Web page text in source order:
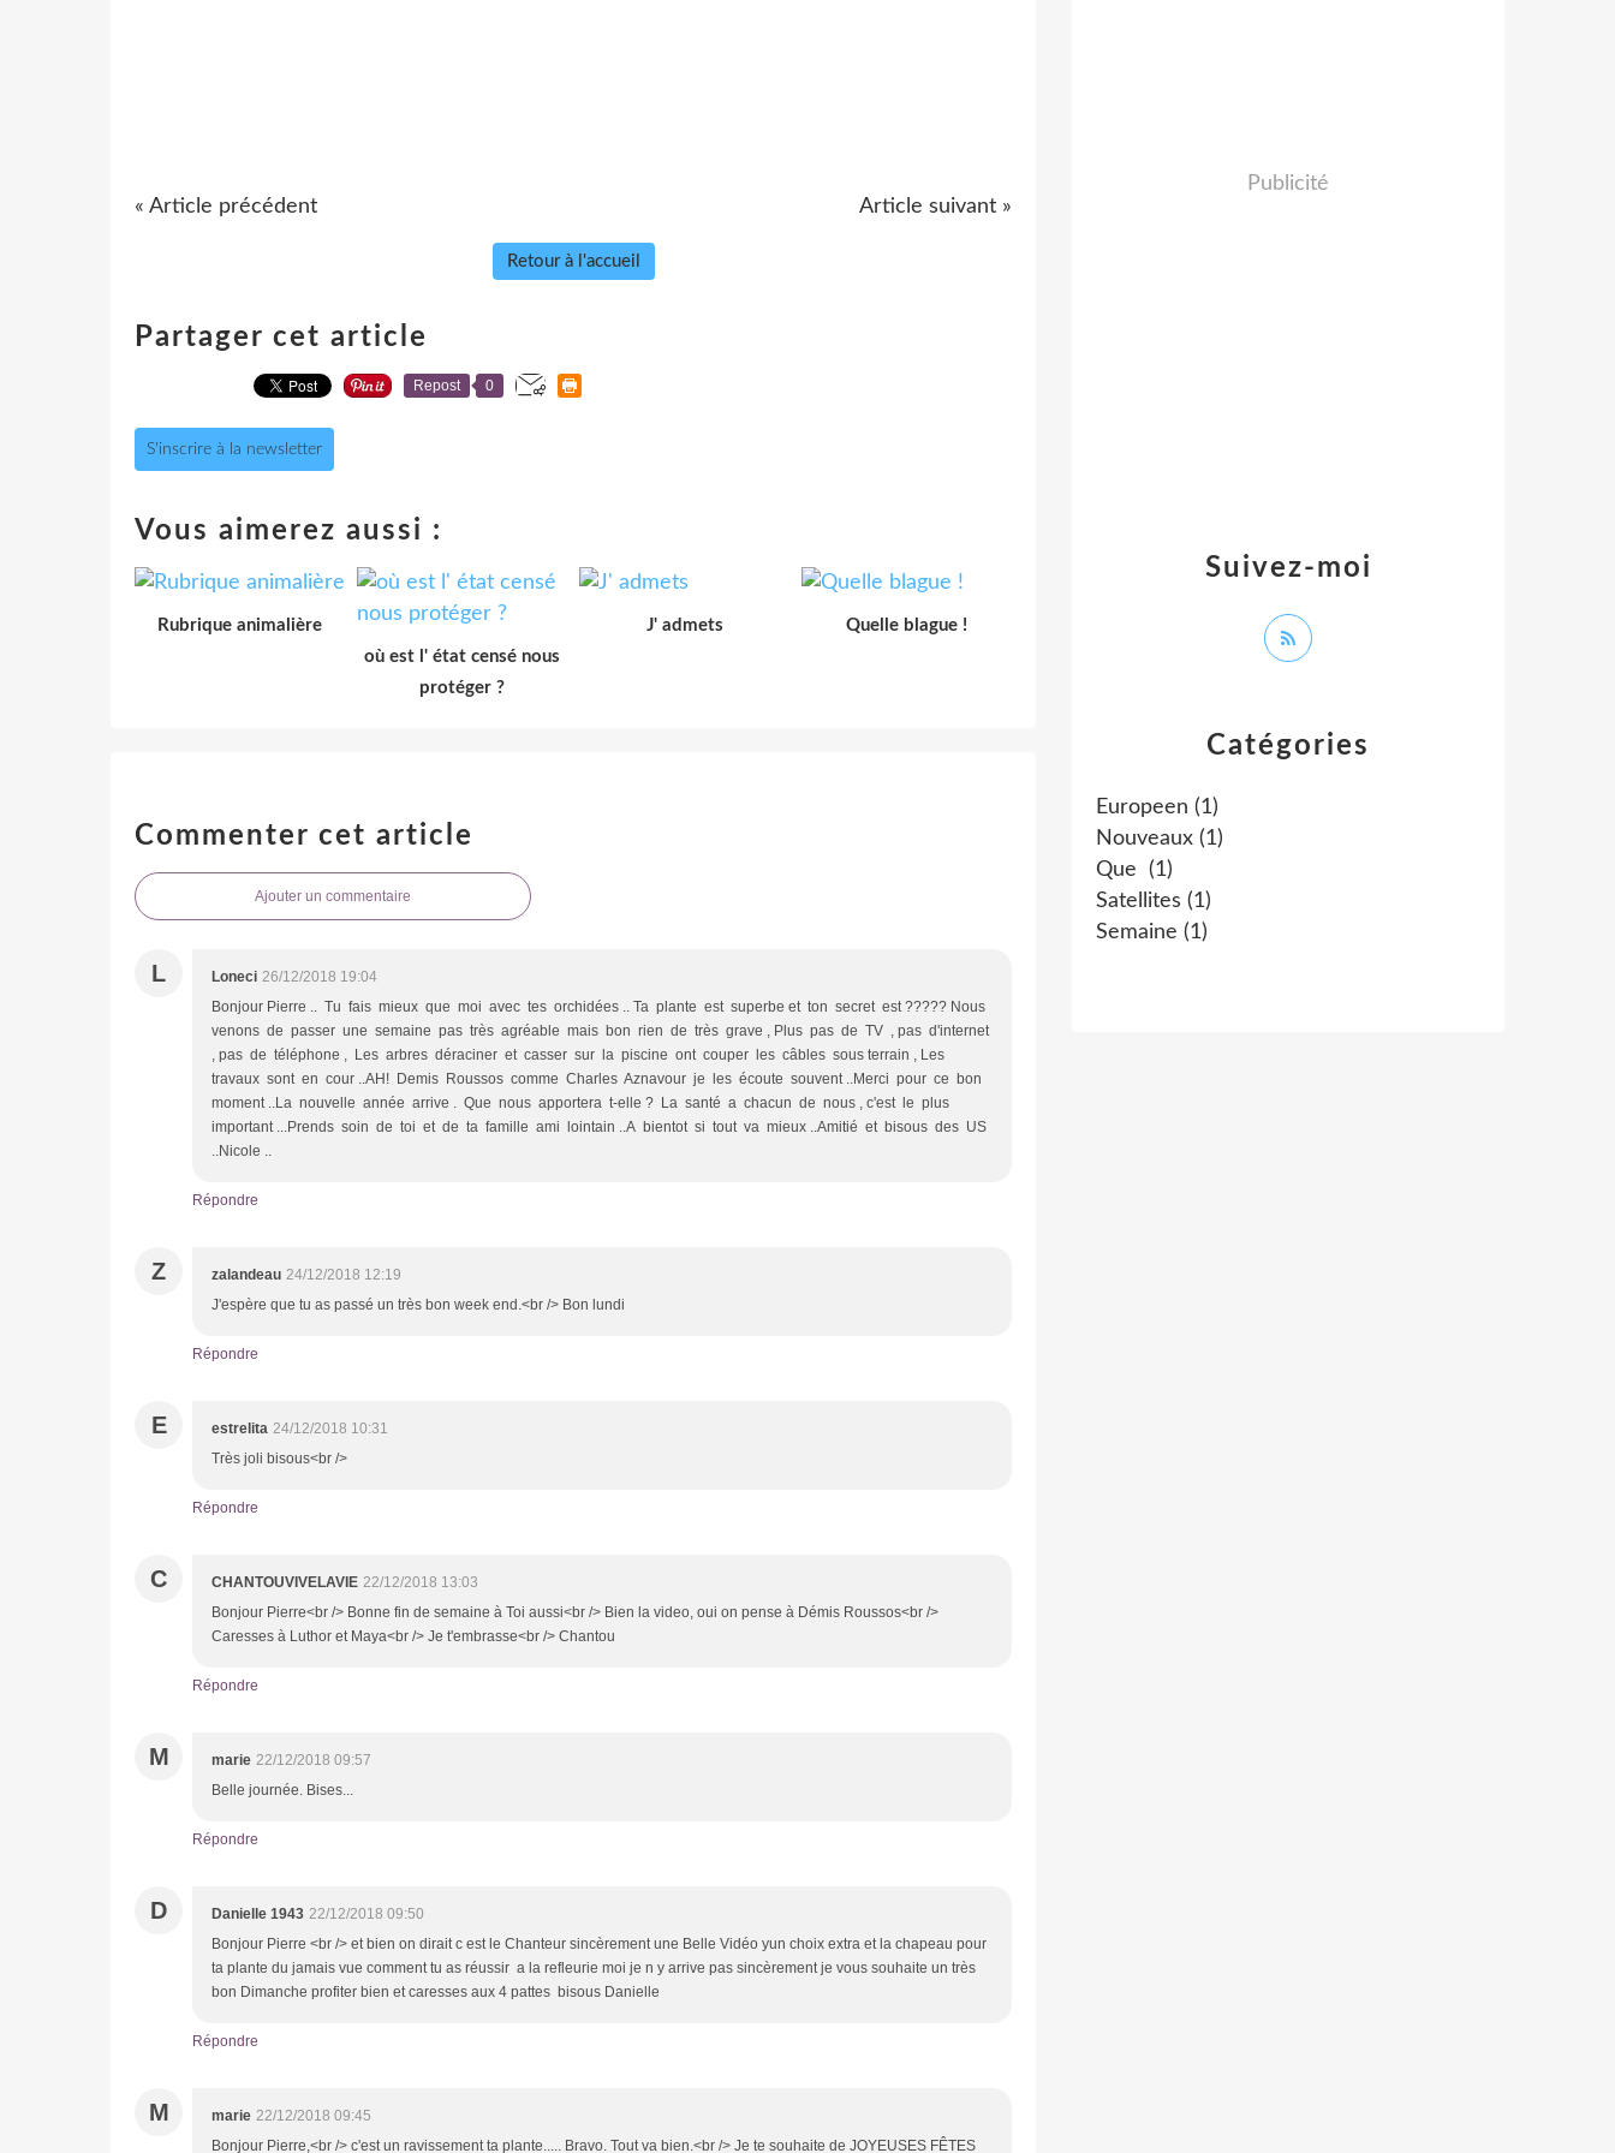
« Article précédent Article suivant »
Retour à l'accueil
Partager cet article
Repost 0
S'inscrire à la newsletter
Vous aimerez aussi :
Rubrique animalière
où est l' état censé nous
protéger ?
J' admets Quelle blague !
Commenter cet article
Ajouter un commentaire
L Loneci 26/12/2018 19:04
Bonjour Pierre .. Tu fais mieux que moi avec tes orchidées .. Ta plante est superbe et ton secret est ????? Nous
venons de passer une semaine pas très agréable mais bon rien de très grave , Plus pas de TV , pas d'internet
, pas de téléphone , Les arbres déraciner et casser sur la piscine ont couper les câbles sous terrain , Les
travaux sont en cour ..AH! Demis Roussos comme Charles Aznavour je les écoute souvent ..Merci pour ce bon
moment ..La nouvelle année arrive . Que nous apportera t-elle ? La santé a chacun de nous , c'est le plus
important ...Prends soin de toi et de ta famille ami lointain ..A bientot si tout va mieux ..Amitié et bisous des US
..Nicole ..
Répondre
Z zalandeau 24/12/2018 12:19
J'espère que tu as passé un très bon week end.<br /> Bon lundi
Répondre
E estrelita 24/12/2018 10:31
Très joli bisous<br />
Répondre
C CHANTOUVIVELAVIE 22/12/2018 13:03
Bonjour Pierre<br /> Bonne fin de semaine à Toi aussi<br /> Bien la video, oui on pense à Démis Roussos<br />
Caresses à Luthor et Maya<br /> Je t'embrasse<br /> Chantou
Répondre
M marie 22/12/2018 09:57
Belle journée. Bises...
Répondre
D Danielle 1943 22/12/2018 09:50
Bonjour Pierre <br /> et bien on dirait c est le Chanteur sincèrement une Belle Vidéo yun choix extra et la chapeau pour
ta plante du jamais vue comment tu as réussir a la refleurie moi je n y arrive pas sincèrement je vous souhaite un très
bon Dimanche profiter bien et caresses aux 4 pattes bisous Danielle
Répondre
M marie 22/12/2018 09:45
Bonjour Pierre,<br /> c'est un ravissement ta plante..... Bravo. Tout va bien.<br /> Je te souhaite de JOYEUSES FÊTES
Catégories
Europeen (1)
Nouveaux (1)
Que
(1)
Satellites (1)
Semaine (1)
Suivez-moi
Publicité